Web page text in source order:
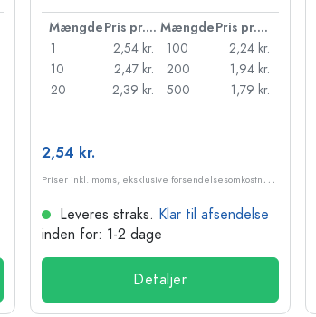
Mængde Pris pr. stk. Mængde
Pris pr. stk.
1
2,54 kr.
10
2,47 kr.
20
2,39 kr.
100
2,24 kr.
200
1,94 kr.
500
1,79 kr.
2,54 kr.
P
riser inkl. moms, eksklusive forsendelsesomkostninger
Leveres straks. Klar til afsendelse
inden for: 1-2 dage
Detaljer